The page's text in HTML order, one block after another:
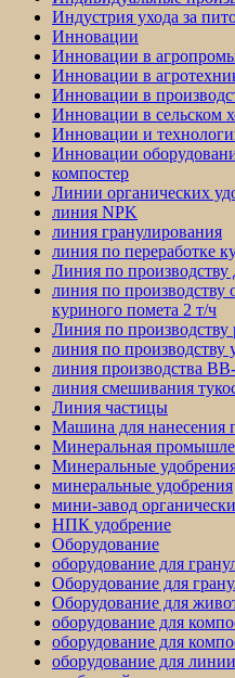
Индустрия ухода за
Инновации
Инновации в
Инновации в
Инновации в
Инновации в сельском
Инновации и
Инновации
компостер
Линии органических
линия NPK
линия гранулирования
линия по переработке
Линия по производству
линия по производству
куриного помета 2 т/ч
Линия по производству
линия по производству
линия производства
линия смешивания
Линия частицы
Машина для нанесения
Минеральная
Минеральные
минеральные удобрения
мини-завод
НПК удобрение
Оборудование
оборудование для
Оборудование для
Оборудование для
оборудование для
оборудование для
оборудование для